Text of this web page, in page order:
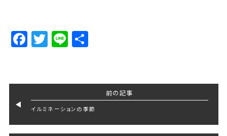
Facebook
Twitter
LineShare
前の記事
イルミネーションの季節